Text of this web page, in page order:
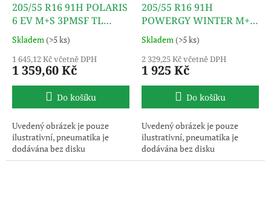
205/55 R16 91H POLARIS
6 EV M+S 3PMSF TL
BARUM
Skladem(>5 ks)
1 645,12 Kč včetně DPH
1 359,60 Kč
Do košíku
Uvedený obrázek je pouze
ilustrativní, pneumatika je
dodávána bez disku
205/55 R16 91H
POWERGY WINTER M+S
3PMSF TL PIRELLI
Skladem(>5 ks)
2 329,25 Kč včetně DPH
1 925 Kč
Do košíku
Uvedený obrázek je pouze
ilustrativní, pneumatika je
dodávána bez disku